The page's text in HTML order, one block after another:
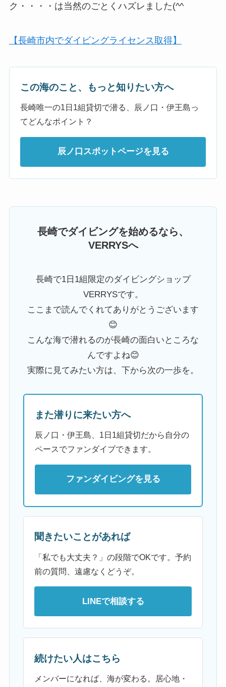
ク・・・・は当然のごとくハズレました(^^ゞ
【長崎市内でダイビングライセンス取得】
この海のこと、もっと知りたい方へ
長崎唯一の1日1組貸切で潜る、辰ノ口・伊王島っ
てどんなポイント？
辰ノ口スポットページを見る
長崎でダイビングを始めるなら、
VERRYSへ
長崎で1日1組限定のダイビングショップ
VERRYSです。
ここまで読んでくれてありがとうございます
😊
こんな海で潜れるのが長崎の面白いところな
んですよね😊
実際に見てみたい方は、下から次の一歩を。
また潜りに来たい方へ
辰ノ口・伊王島、1日1組貸切だから自分の
ペースでファンダイブできます。
ファンダイビングを見る
聞きたいことがあれば
「私でも大丈夫？」の段階でOKです。予約
前の質問、遠慮なくどうぞ。
LINEで相談する
続けたい人はこちら
メンバーになれば、海が変わる。居心地・